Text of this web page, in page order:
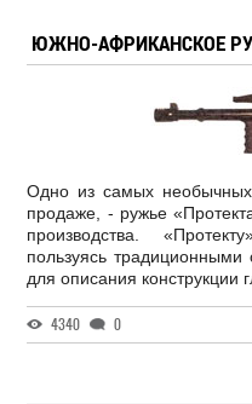
ЮЖНО-АФРИКАНСКОЕ
Одно из самых
продаже, - ружье
производства.
пользуясь
для описания конструкции
4340 0